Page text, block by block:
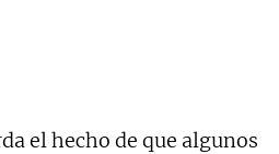
el hecho de que algunos